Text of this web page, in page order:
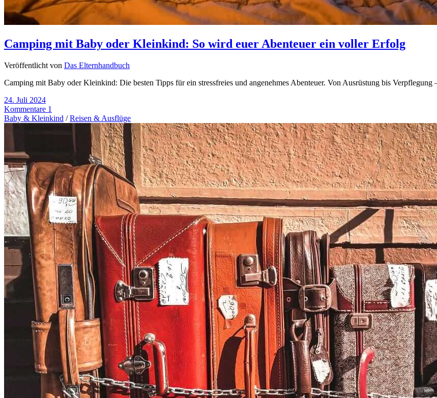
Camping mit Baby oder Kleinkind: So wird euer Abenteuer ein voller Erfolg
Veröffentlicht von Das Elternhandbuch
Camping mit Baby oder Kleinkind: Die besten Tipps für ein stressfreies und angenehmes Abenteuer. Von Ausrüstung bis
24. Juli 2024
Kommentare 1
Baby & Kleinkind /Reisen & Ausflüge